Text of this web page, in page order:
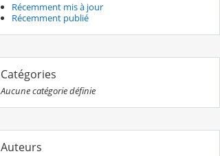
Récemment mis à jour
Récemment publié
Catégories
Aucune catégorie définie
Auteurs